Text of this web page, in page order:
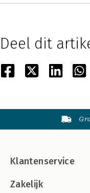
Deel dit
Klantenservice
Zakelijk